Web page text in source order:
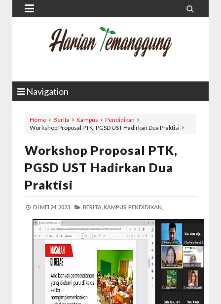
 
Navigation
Home Berita Kampus
Pendidikan
Workshop Proposal PTK, PGSD UST Hadirkan Dua Praktisi
Workshop Proposal PTK,
PGSD UST Hadirkan Dua
Praktisi
DI MEI 24, 2023 BERITA, KAMPUS, PENDIDIKAN,